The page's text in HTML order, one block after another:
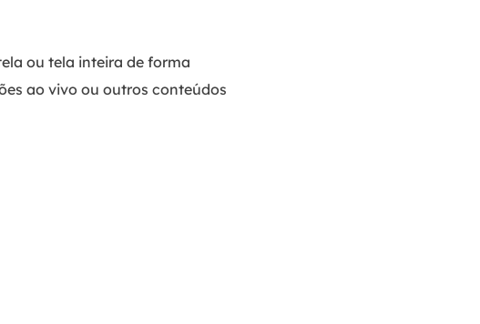
ou tela inteira de forma
ao vivo ou outros conteúdos